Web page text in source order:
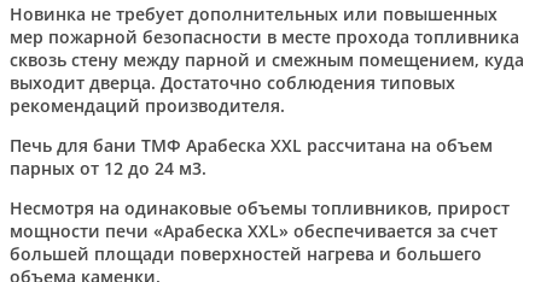
Новинка не требует дополнительных или повышенных
мер пожарной безопасности в месте прохода топливника
сквозь стену между парной и смежным помещением, куда
выходит дверца. Достаточно соблюдения типовых
рекомендаций производителя.
Печь для бани ТМФ Арабеска XXL рассчитана на объем
парных от 12 до 24 м3.
Несмотря на одинаковые объемы топливников, прирост
мощности печи «Арабеска XXL» обеспечивается за счет
большей площади поверхностей нагрева и большего
объема каменки.